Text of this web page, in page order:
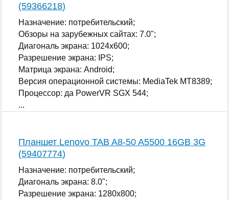
(59366218)
Назначение: потребительский;
Обзоры на зарубежных сайтах: 7.0";
Диагональ экрана: 1024x600;
Разрешение экрана: IPS;
Матрица экрана: Android;
Версия операционной системы: MediaTek MT8389;
Процессор: да PowerVR SGX 544;
...
Планшет Lenovo TAB A8-50 A5500 16GB 3G
(59407774)
Назначение: потребительский;
Диагональ экрана: 8.0";
Разрешение экрана: 1280x800;